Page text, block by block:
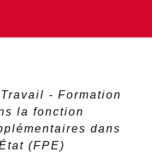
Travail - Formation
la fonction
dans
(FPE)